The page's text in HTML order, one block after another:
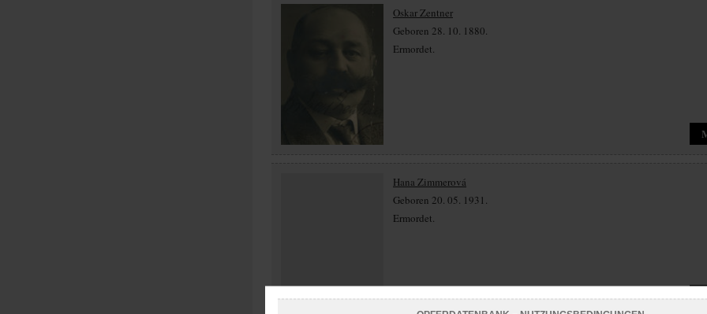
Oskar Zentner
Geboren 28. 10. 1880.
Ermordet.
Hana Zimmerová
Geboren 20. 05. 1931.
Ermordet.